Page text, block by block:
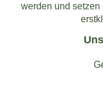
werden und